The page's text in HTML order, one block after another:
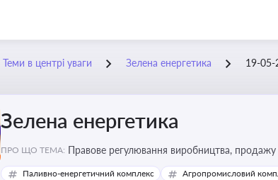
Теми в центрі уваги Зелена енергетика 19-05-
Зелена енергетика
ПРО ЩО ТЕМА: Правове регулювання виробництва, продажу
Паливно-енергетичний комплекс Агропромисловий